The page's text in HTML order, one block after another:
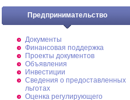
Предпринимательство
Документы
Финансовая поддержка
Проекты документов
Объявления
Инвестиции
Сведения о предоставленных
льготах
Оценка регулирующего